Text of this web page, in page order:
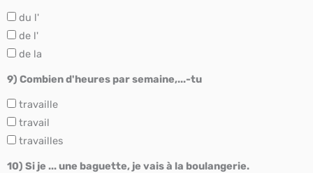
du l'
de l'
de la
9) Combien d'heures par semaine,...-tu
travaille
travail
travailles
10) Si je ... une baguette, je vais à la boulangerie.